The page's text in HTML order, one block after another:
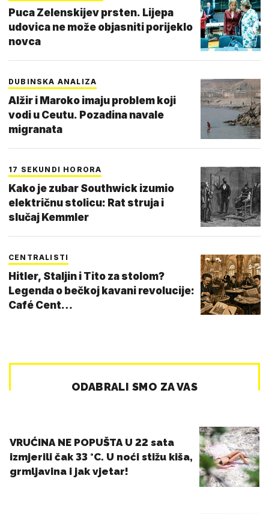
Puca Zelenskijev prsten. Lijepa
udovica ne može objasniti porijeklo
novca
DUBINSKA ANALIZA
Alžir i Maroko imaju problem koji
vodi u Ceutu. Pozadina navale
migranata
17 SEKUNDI HORORA
Kako je zubar Southwick izumio
električnu stolicu: Rat struja i
slučaj Kemmler
CENTRALISTI
Hitler, Staljin i Tito za stolom?
Legenda o bečkoj kavani revolucije:
Café Cent…